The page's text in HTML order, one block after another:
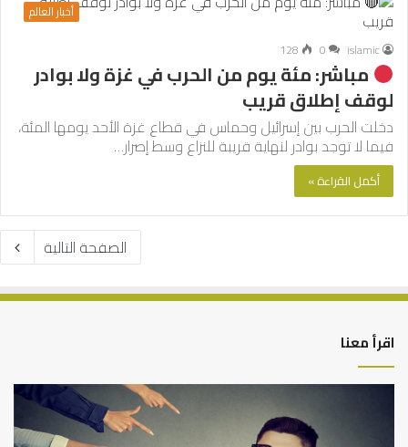
أخبار العالم
islamic
0
128
مباشر: مئة يوم من الحرب في غزة ولا بوادر
لوقف إطلاق قريب
دخلت الحرب بين إسرائيل وحماس في قطاع غزة الأحد يومها المئة،
فيما لا توجد بوادر لنهاية قريبة للنزاع وسط إصرار…
أكمل القراءة »
الصفحة التالية
اقرأ معنا
من